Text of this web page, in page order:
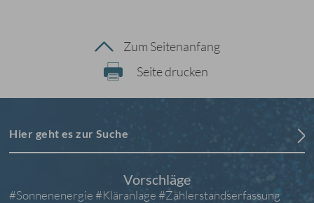
Zum Seitenanfang
Seite drucken
Hier geht es zur Suche
Vorschläge
#Sonnenenergie #Kläranlage #Zählerstandserfassung